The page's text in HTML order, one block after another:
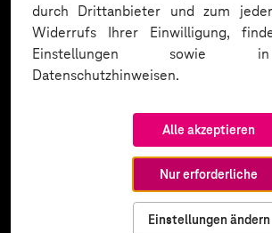
durch Drittanbieter und zum
Widerrufs Ihrer Einwilligung,
Einstellungen sowie
Datenschutzhinweisen.
Alle akzeptieren
Nur erforderliche
Einstellungen ändern